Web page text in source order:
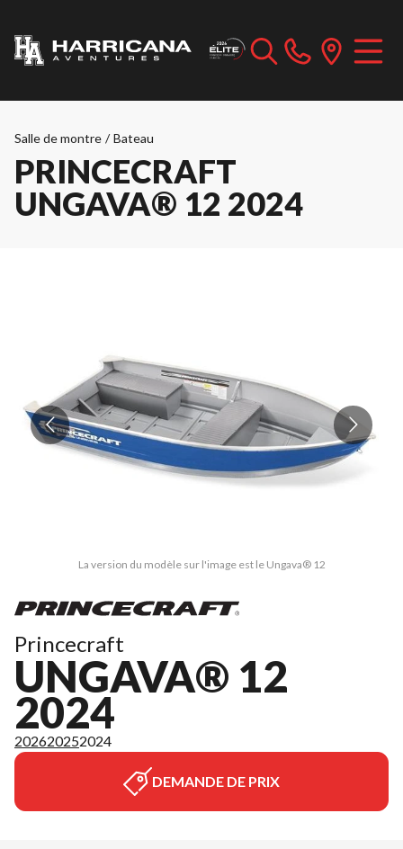
Salle de montre / Bateau
PRINCECRAFT
UNGAVA® 12 2024
La version du modèle sur l'image est le Ungava® 12
Princecraft
UNGAVA® 12
2024
202620252024
DEMANDE DE PRIX